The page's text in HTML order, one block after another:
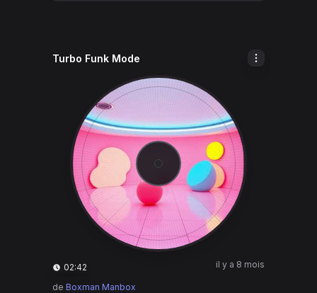
Turbo Funk Mode
02:42 il y a 8 mois
de Boxman Manbox